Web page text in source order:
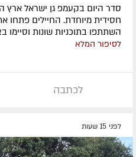
סדר היום בקעמפ גן ישראל ארץ
חסידית מיוחדת. החיילים פתחו
השתתפו בתוכניות שונות וסיימו
לסיפור המלא
לכתבה
לפני 15 שעות